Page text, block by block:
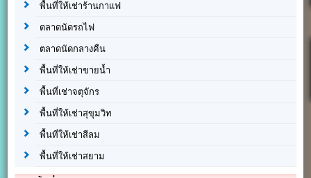
พื้นที่ให้เช่าร้านกาแฟ
ตลาดนัดรถไฟ
ตลาดนัดกลางคืน
พื้นที่ให้เช่าขายน้ำ
พื้นที่เช่าจตุจักร
พื้นที่ให้เช่าสุขุมวิท
พื้นที่ให้เช่าสีลม
พื้นที่ให้เช่าสยาม